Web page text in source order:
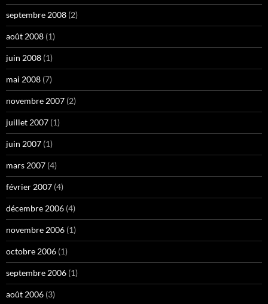
septembre 2008 (2)
août 2008 (1)
juin 2008 (1)
mai 2008 (7)
novembre 2007 (2)
juillet 2007 (1)
juin 2007 (1)
mars 2007 (4)
février 2007 (4)
décembre 2006 (4)
novembre 2006 (1)
octobre 2006 (1)
septembre 2006 (1)
août 2006 (3)